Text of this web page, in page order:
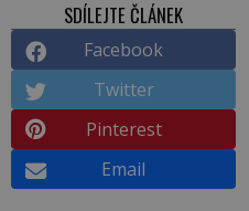
SDÍLEJTE ČLÁNEK
Facebook
Twitter
Pinterest
Email